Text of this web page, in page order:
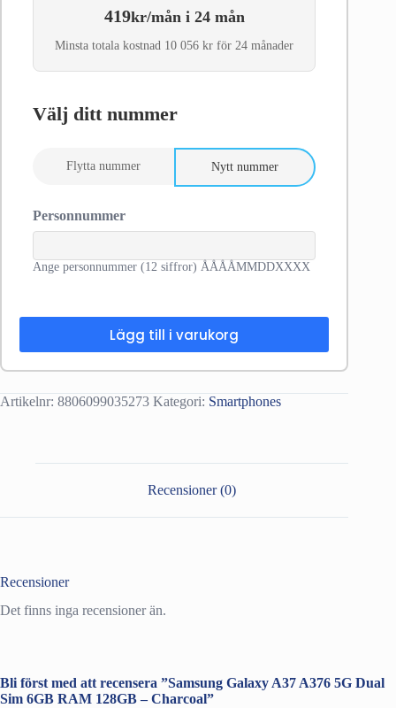
419kr/mån i 24 mån
Minsta totala kostnad 10 056 kr för 24 månader
Välj ditt nummer
Flytta nummer Nytt nummer
Personnummer
Ange personnummer (12 siffror) ÅÅÅÅMMDDXXXX
Lägg till i varukorg
Artikelnr: 8806099035273 Kategori: Smartphones
Recensioner (0)
Recensioner
Det finns inga recensioner än.
Bli först med att recensera ”Samsung Galaxy A37 A376 5G Dual
Sim 6GB RAM 128GB – Charcoal”